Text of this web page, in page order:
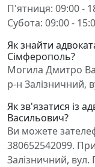
П'ятниця: 09:00 -
Субота: 09:00 -
Як знайти
Сімферополь?
Могила Дмитро
р-н Залізничний,
Як зв'язатися із
Васильович?
Ви можете
380652542099.
Залізничний, вул.